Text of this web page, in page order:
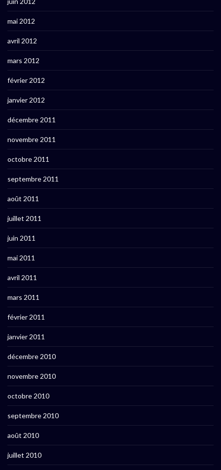
mai 2012
avril 2012
mars 2012
février 2012
janvier 2012
décembre 2011
novembre 2011
octobre 2011
septembre 2011
août 2011
juillet 2011
juin 2011
mai 2011
avril 2011
mars 2011
février 2011
janvier 2011
décembre 2010
novembre 2010
octobre 2010
septembre 2010
août 2010
juillet 2010